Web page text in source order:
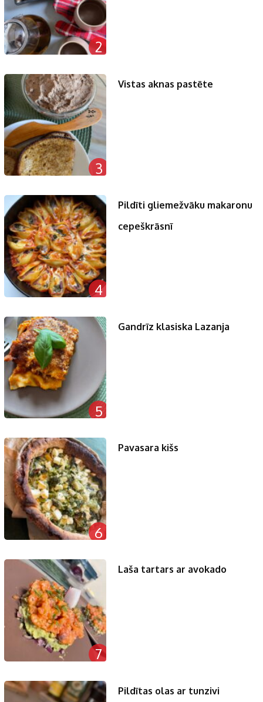
2
3
Vistas aknas pastēte
4
Pildīti gliemežvāku makaronu
cepeškrāsnī
5
Gandrīz klasiska Lazanja
6
Pavasara kišs
7
Laša tartars ar avokado
Pildītas olas ar tunzivi